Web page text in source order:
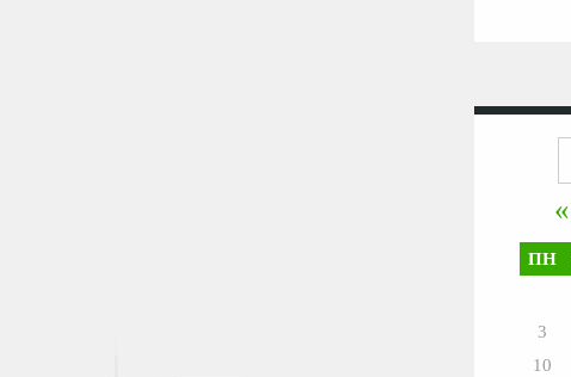
«
ПН
3
10